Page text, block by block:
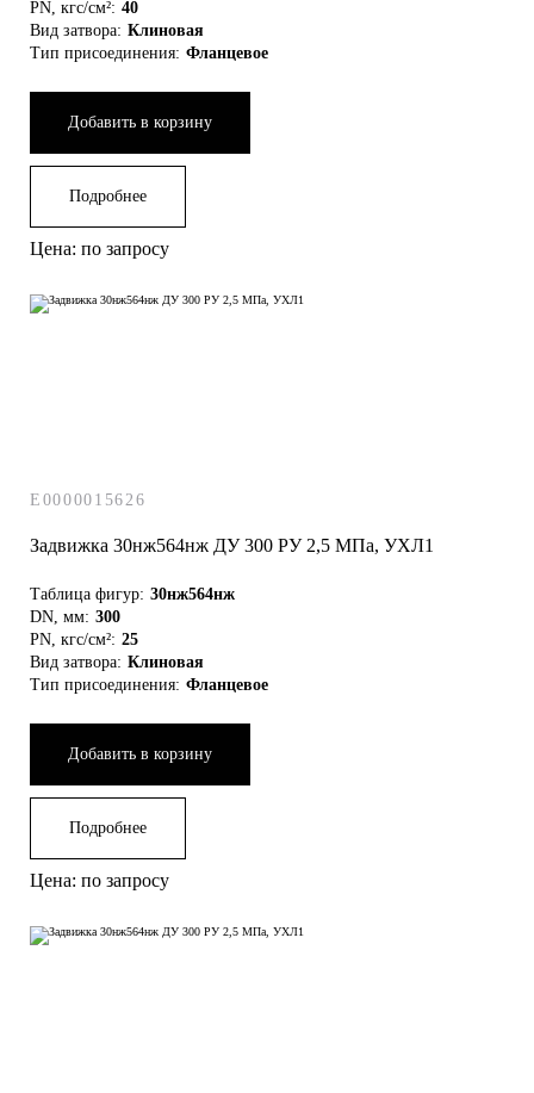
PN, кгс/см²: 40
Вид затвора: Клиновая
Тип присоединения: Фланцевое
Добавить в корзину
Подробнее
Цена: по запросу
E0000015626
Задвижка 30нж564нж ДУ 300 РУ 2,5 МПа, УХЛ1
Таблица фигур: 30нж564нж
DN, мм: 300
PN, кгс/см²: 25
Вид затвора: Клиновая
Тип присоединения: Фланцевое
Добавить в корзину
Подробнее
Цена: по запросу